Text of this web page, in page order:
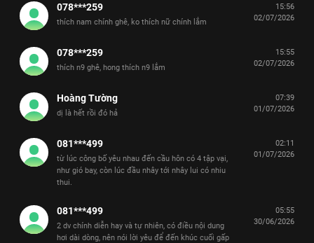
078***259
thích nam chính ghê, ko thích nữ chính lắm
15:56
02/07/2026
078***259
thích n9 ghê, hong thích n9 lắm
15:55
02/07/2026
Hoàng Tường
dị là hết rồi đó hả
07:39
01/07/2026
081***499
từ lúc công bố yêu nhau đến cầu hôn có 4 tập vại,
như gió bay, còn lúc đầu nhây tới nhây lui có nhiu
thui.
02:11
01/07/2026
081***499
2 dv chính diễn hay và tự nhiên, có điều nội dung
hơi dài dòng, nên nói lời yêu để đến khúc cuối gấp
05:55
30/06/2026